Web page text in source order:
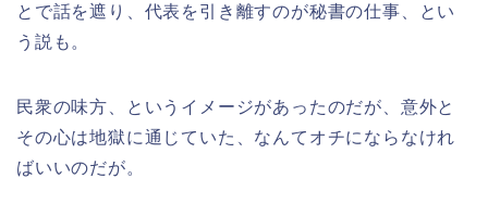
とで話を遮り、代表を引き離すのが秘書の仕事、とい
う説も。
民衆の味方、というイメージがあったのだが、意外と
その心は地獄に通じていた、なんてオチにならなけれ
ばいいのだが。